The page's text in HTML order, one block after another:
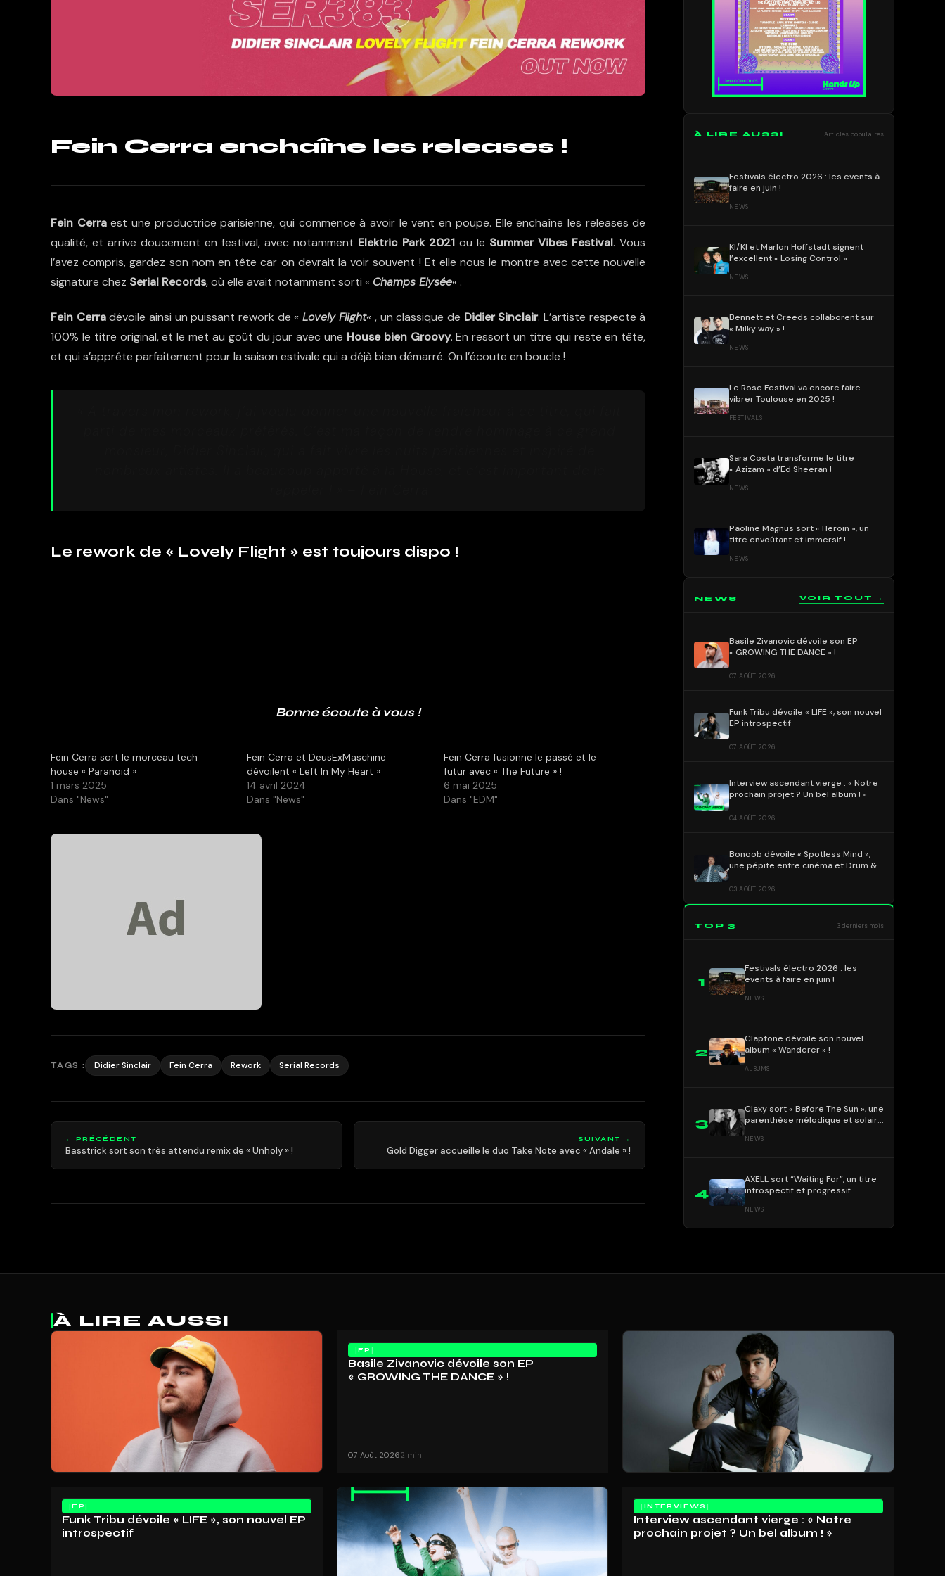
Fein Cerra enchaîne les releases !
Fein Cerraest une productrice parisienne, qui commence à avoir le vent en poupe. Elle enchaîne les releases de
qualité, et arrive doucement en festival, avec notamment Elektric Park 2021 ou le Summer Vibes Festival. Vous
l’avez compris, gardez son nom en tête car on devrait la voir souvent ! Et elle nous le montre avec cette nouvelle
signature chez Serial Records, où elle avait notamment sorti « Champs Elysée« .
Fein Cerradévoile ainsi un puissant rework de « Lovely Flight« , un classique de Didier Sinclair. L’artiste respecte à
100% le titre original, et le met au goût du jour avec une House bien Groovy. En ressort un titre qui reste en tête,
et qui s’apprête parfaitement pour la saison estivale qui a déjà bien démarré. On l’écoute en boucle !
Le rework de « Lovely Flight » est toujours dispo !
Bonne écoute à vous !
Fein Cerra sort le morceau tech
house « Paranoid »
1 mars 2025
Dans "News"
Fein Cerra et DeusExMaschine
dévoilent « Left In My Heart »
14 avril 2024
Dans "News"
Fein Cerra fusionne le passé et le
futur avec « The Future » !
6 mai 2025
Dans "EDM"
TAGS : Didier Sinclair Fein Cerra Rework Serial Records
← PRÉCÉDENT
Basstrick sort son très attendu remix de « Unholy » !
SUIVANT →
Gold Digger accueille le duo Take Note avec « Andale » !
À LIRE AUSSI Articles populaires
Festivals électro 2026 : les events à
faire en juin !
NEWS
KI/KI et Marlon Hoffstadt signent
l’excellent « Losing Control »
NEWS
Bennett et Creeds collaborent sur
« Milky way » !
NEWS
Le Rose Festival va encore faire
vibrer Toulouse en 2025 !
FESTIVALS
Sara Costa transforme le titre
« Azizam » d’Ed Sheeran !
NEWS
Paoline Magnus sort « Heroin », un
titre envoûtant et immersif !
NEWS
NEWS VOIR TOUT →
Basile Zivanovic dévoile son EP
« GROWING THE DANCE » !
07 AOÛT 2026
Funk Tribu dévoile « LIFE », son nouvel
EP introspectif
07 AOÛT 2026
Interview ascendant vierge : « Notre
prochain projet ? Un bel album ! »
04 AOÛT 2026
Bonoob dévoile « Spotless Mind »,
une pépite entre cinéma et Drum &
03 AOÛT 2026
TOP 3 3 derniers mois
1
Festivals électro 2026 : les
events à faire en juin !
NEWS
2
Claptone dévoile son nouvel
album « Wanderer » !
ALBUMS
3
Claxy sort « Before The Sun », une
parenthèse mélodique et solaire
NEWS
4
AXELL sort “Waiting For”, un titre
introspectif et progressif
NEWS
À LIRE AUSSI
EP
Basile Zivanovic dévoile son EP
« GROWING THE DANCE » !
07 Août 20262 min
EP
Funk Tribu dévoile « LIFE », son nouvel EP
introspectif
INTERVIEWS
Interview ascendant vierge : « Notre
prochain projet ? Un bel album ! »